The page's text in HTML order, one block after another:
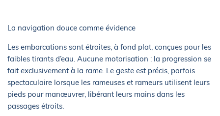
La navigation douce comme évidence
Les embarcations sont étroites, à fond plat, conçues pour les
faibles tirants d’eau. Aucune motorisation : la progression se
fait exclusivement à la rame. Le geste est précis, parfois
spectaculaire lorsque les rameuses et rameurs utilisent leurs
pieds pour manœuvrer, libérant leurs mains dans les
passages étroits.